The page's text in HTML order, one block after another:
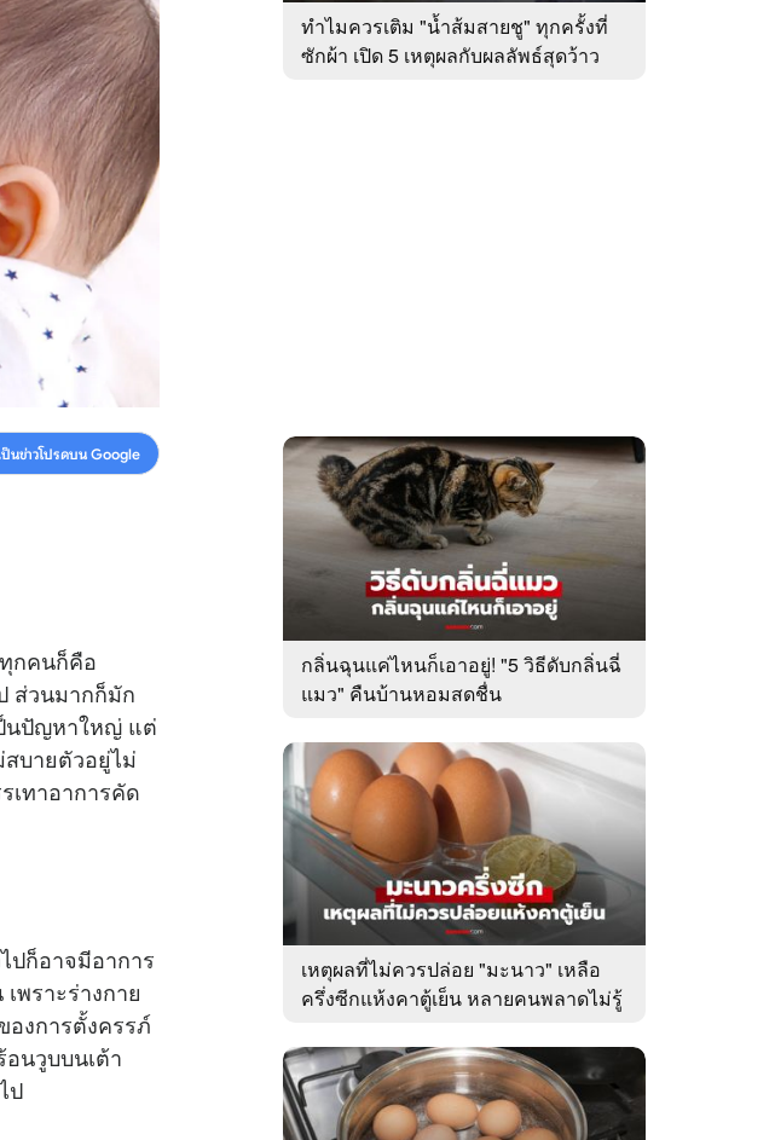
นข่าวโปรดบน Google
กคนก็คือ
ส่วนมากก็มัก
นปัญหาใหญ่ แต่
บายตัวอยู่ไม่
ทาอาการคัด
ก็อาจมีอาการ
พราะร่างกาย
องการตั้งครรภ์
นวูบบนเต้า
ป
ทำไมควรเติม "น้ำส้มสายชู" ทุกครั้งที่
ซักผ้า เปิด 5 เหตุผลกับผลลัพธ์สุดว้าว
กลิ่นฉุนแค่ไหนก็เอาอยู่! "5 วิธีดับกลิ่นฉี่
แมว" คืนบ้านหอมสดชื่น
เหตุผลที่ไม่ควรปล่อย "มะนาว" เหลือ
ครึ่งซีกแห้งคาตู้เย็น หลายคนพลาดไม่รู้